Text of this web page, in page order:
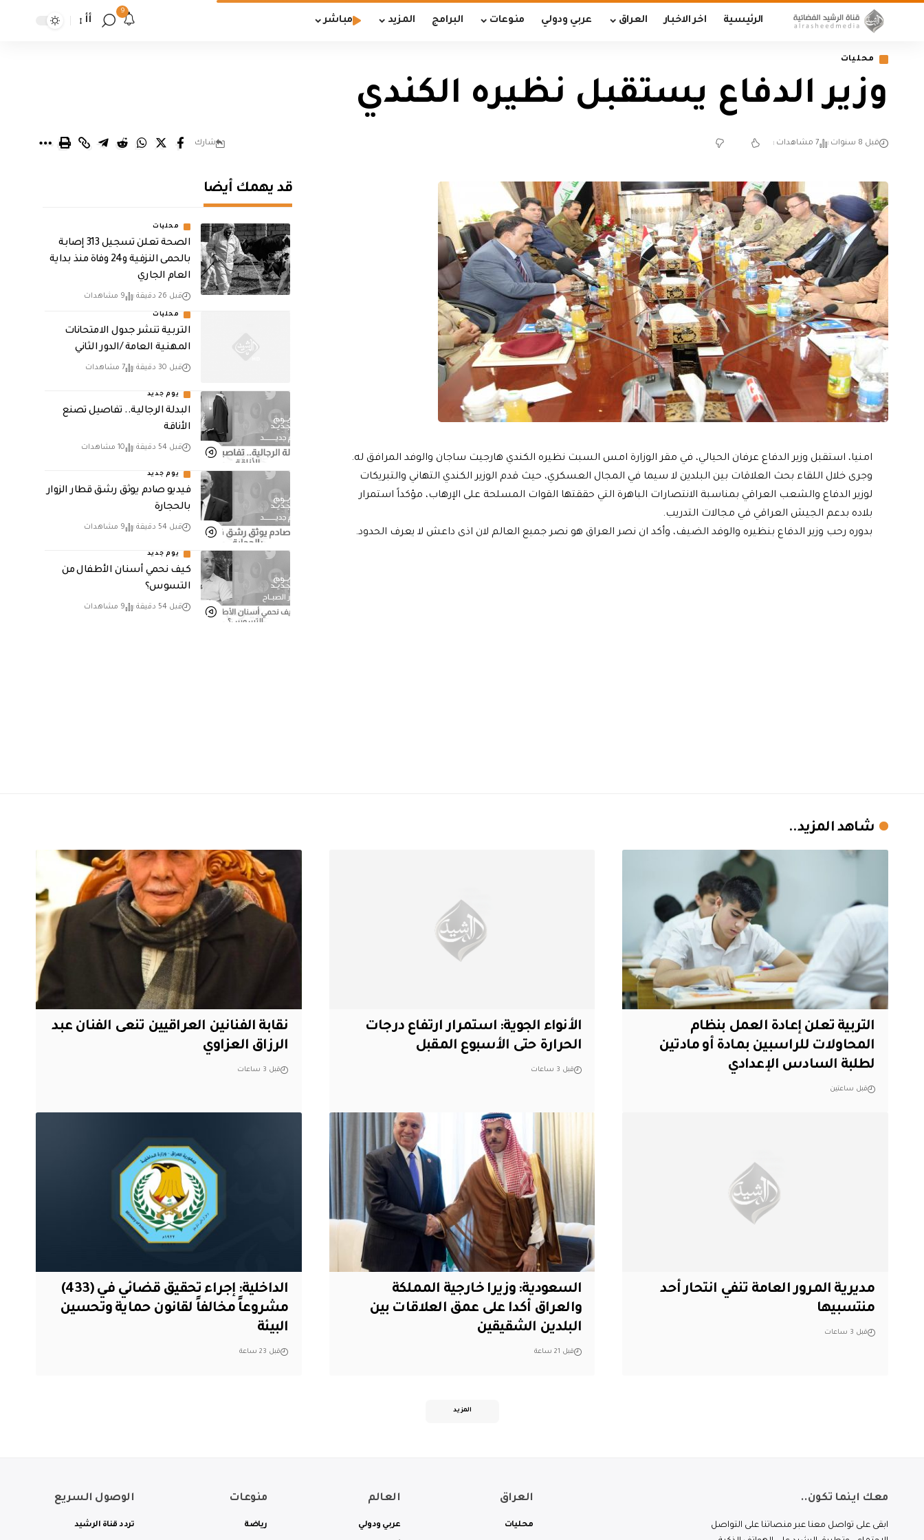
الرئيسية اخر الاخبار العراق عربي ودولي منوعات البرامج المزيد مباشر
9
أأ
محليات
وزير الدفاع يستقبل نظيره الكندي
قبل 8 سنوات 7 مشاهدات شارك
امنيا، استقبل وزير الدفاع عرفان الحيالي، في مقر الوزارة امس السبت نظيره الكندي هارجيت ساجان والوفد المرافق له.
وجرى خلال اللقاء بحث العلاقات بين البلدين لا سيما في المجال العسكري، حيث قدم الوزير الكندي التهاني والتبريكات
لوزير الدفاع والشعب العراقي بمناسبة الانتصارات الباهرة التي حققتها القوات المسلحة على الإرهاب، مؤكداً استمرار
بلاده بدعم الجيش العراقي في مجالات التدريب.
بدوره رحب وزير الدفاع بنظيره والوفد الضيف، وأكد ان نصر العراق هو نصر جميع العالم لان اذى داعش لا يعرف الحدود.
قد يهمك أيضا
محليات
الصحة تعلن تسجيل 313 إصابة
بالحمى النزفية و24 وفاة منذ بداية
العام الجاري
قبل 26 دقيقة 9 مشاهدات
محليات
التربية تنشر جدول الامتحانات
المهنية العامة /الدور الثاني
قبل 30 دقيقة 7 مشاهدات
يوم جديد
البدلة الرجالية.. تفاصيل تصنع
الأناقة
قبل 54 دقيقة 10 مشاهدات
يوم جديد
فيديو صادم يوثق رشق قطار الزوار
بالحجارة
قبل 54 دقيقة 9 مشاهدات
يوم جديد
كيف نحمي أسنان الأطفال من
التسوس؟
قبل 54 دقيقة 9 مشاهدات
شاهد المزيد..
التربية تعلن إعادة العمل بنظام
المحاولات للراسبين بمادة أو مادتين
لطلبة السادس الإعدادي
قبل ساعتين
الأنواء الجوية: استمرار ارتفاع درجات
الحرارة حتى الأسبوع المقبل
قبل 3 ساعات
نقابة الفنانين العراقيين تنعى الفنان عبد
الرزاق العزاوي
قبل 3 ساعات
مديرية المرور العامة تنفي انتحار أحد
منتسبيها
قبل 3 ساعات
السعودية: وزيرا خارجية المملكة
والعراق أكدا على عمق العلاقات بين
البلدين الشقيقين
قبل 21 ساعة
الداخلية: إجراء تحقيق قضائي في (433)
مشروعاً مخالفاً لقانون حماية وتحسين
البيئة
قبل 23 ساعة
المزيد
معك اينما تكون..
ابقى على تواصل معنا عبر منصاتنا على التواصل
العراق
محليات
العالم
عربي ودولي
منوعات
رياضة
الوصول السريع
تردد قناة الرشيد